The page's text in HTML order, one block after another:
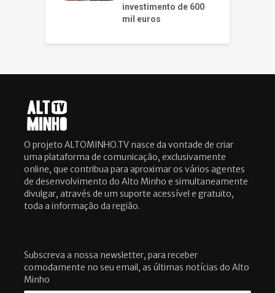
investimento de 600
mil euros
O projeto ALTOMINHO.TV nasce da vontade de criar
uma plataforma de comunicação, exclusivamente
online, que contribua para aproximar os vários agentes
de desenvolvimento do Alto Minho e simultaneamente
divulgar, através de um suporte acessível e gratuito,
toda a informação da região.
Subscreva a nossa newsletter, para receber
comodamente no seu email, as últimas notícias do Alto
Minho